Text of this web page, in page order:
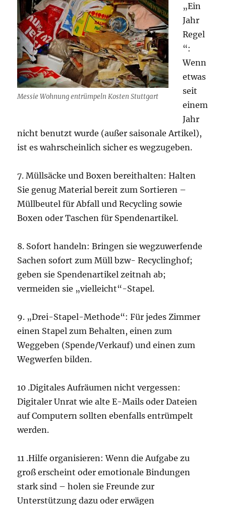
Messie Wohnung entrümpeln Kosten Stuttgart
„Ein
Jahr
Regel
“:
Wenn
etwas
seit
einem
Jahr
nicht benutzt wurde (außer saisonale Artikel),
ist es wahrscheinlich sicher es wegzugeben.
7. Müllsäcke und Boxen bereithalten: Halten
Sie genug Material bereit zum Sortieren –
Müllbeutel für Abfall und Recycling sowie
Boxen oder Taschen für Spendenartikel.
8. Sofort handeln: Bringen sie wegzuwerfende
Sachen sofort zum Müll bzw- Recyclinghof;
geben sie Spendenartikel zeitnah ab;
vermeiden sie „vielleicht“-Stapel.
9. „Drei-Stapel-Methode“: Für jedes Zimmer
einen Stapel zum Behalten, einen zum
Weggeben (Spende/Verkauf) und einen zum
Wegwerfen bilden.
10 .Digitales Aufräumen nicht vergessen:
Digitaler Unrat wie alte E-Mails oder Dateien
auf Computern sollten ebenfalls entrümpelt
werden.
11 .Hilfe organisieren: Wenn die Aufgabe zu
groß erscheint oder emotionale Bindungen
stark sind – holen sie Freunde zur
Unterstützung dazu oder erwägen